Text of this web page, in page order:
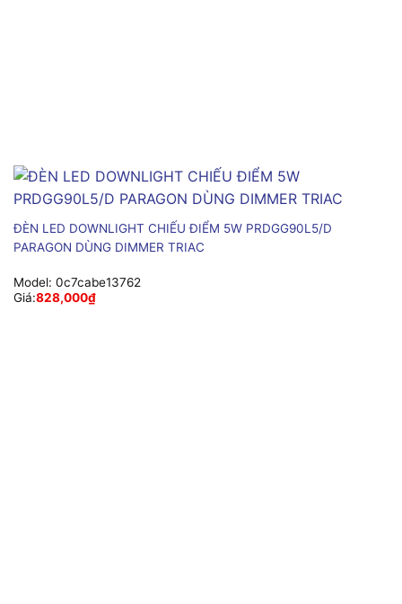
ĐÈN LED DOWNLIGHT CHIẾU ĐIỂM 5W PRDGG90L5/D
PARAGON DÙNG DIMMER TRIAC
Model: 0c7cabe13762
Giá:828,000₫